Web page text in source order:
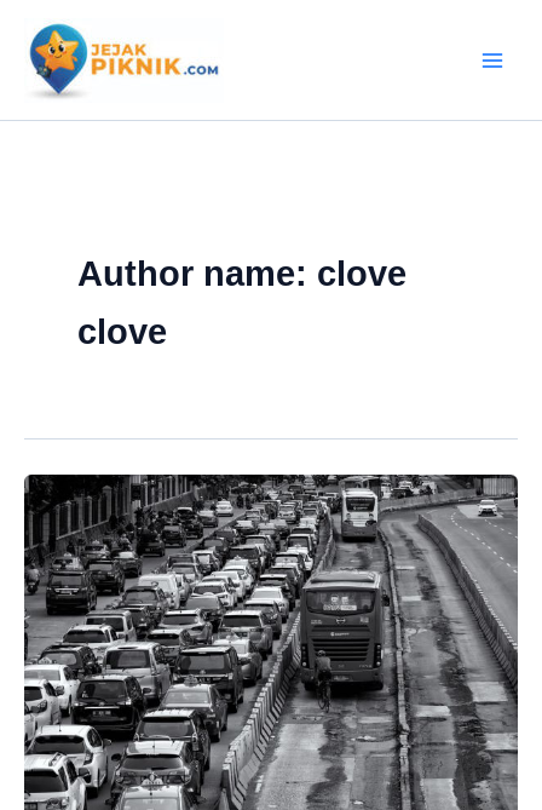
konten
Author name: clove
clove